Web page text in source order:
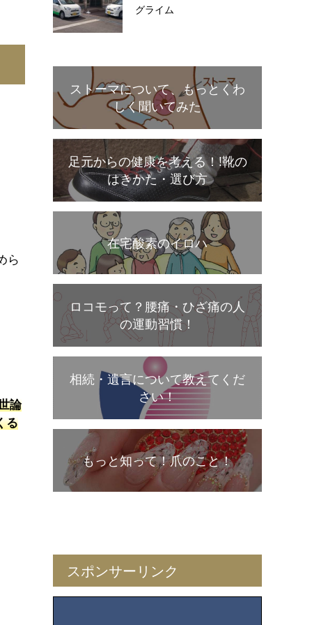
ら
論
る
グライム
ストーマについて、もっとくわ
しく聞いてみた
足元からの健康を考える！!靴の
はきかた・選び方
在宅酸素のイロハ
ロコモって？腰痛・ひざ痛の人
の運動習慣！
相続・遺言について教えてくだ
さい！
もっと知って！爪のこと！
スポンサーリンク